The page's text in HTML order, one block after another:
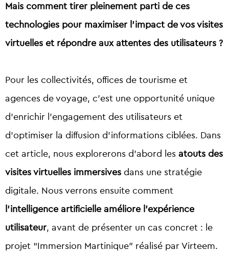
Mais comment tirer pleinement parti de ces
technologies pour maximiser l’impact de vos visites
virtuelles et répondre aux attentes des utilisateurs ?
Pour les collectivités, offices de tourisme et
agences de voyage, c’est une opportunité unique
d’enrichir l’engagement des utilisateurs et
d’optimiser la diffusion d’informations ciblées. Dans
cet article, nous explorerons d’abord les atouts des
visites virtuelles immersives dans une stratégie
digitale. Nous verrons ensuite comment
l’intelligence artificielle améliore l’expérience
utilisateur, avant de présenter un cas concret : le
projet “Immersion Martinique” réalisé par Virteem.